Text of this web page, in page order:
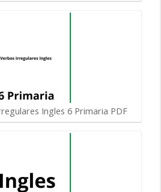
Ingles 6 Primaria PDF